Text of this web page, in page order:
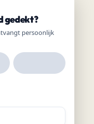
gedekt?
persoonlijk